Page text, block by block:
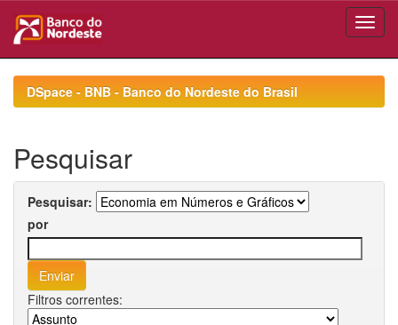
navigationDSpace - BNB - Banco do Nordeste do Brasil
Pesquisar
Pesquisar:
por
Filtros correntes: